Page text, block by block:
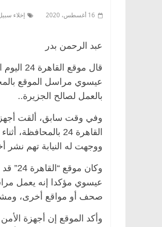
16 أغسطس، 2020 إخلاء
عبد الرحمن بدر
قال
بالعمل لصالح الجزيرة..
وفي وقت سابق، ألقت
القاهرة 24
ووجهت له النيابة تهم نشر
وكان
عيسوي مؤكدا إنه يعمل
صحف أو مواقع أخرى،
وأكد الموقع إن أجهزة
ناس وناس
عبدالخالق فاروق.. خبير اقتصادي
بذكرى ميلاده وحيداً على أبواب